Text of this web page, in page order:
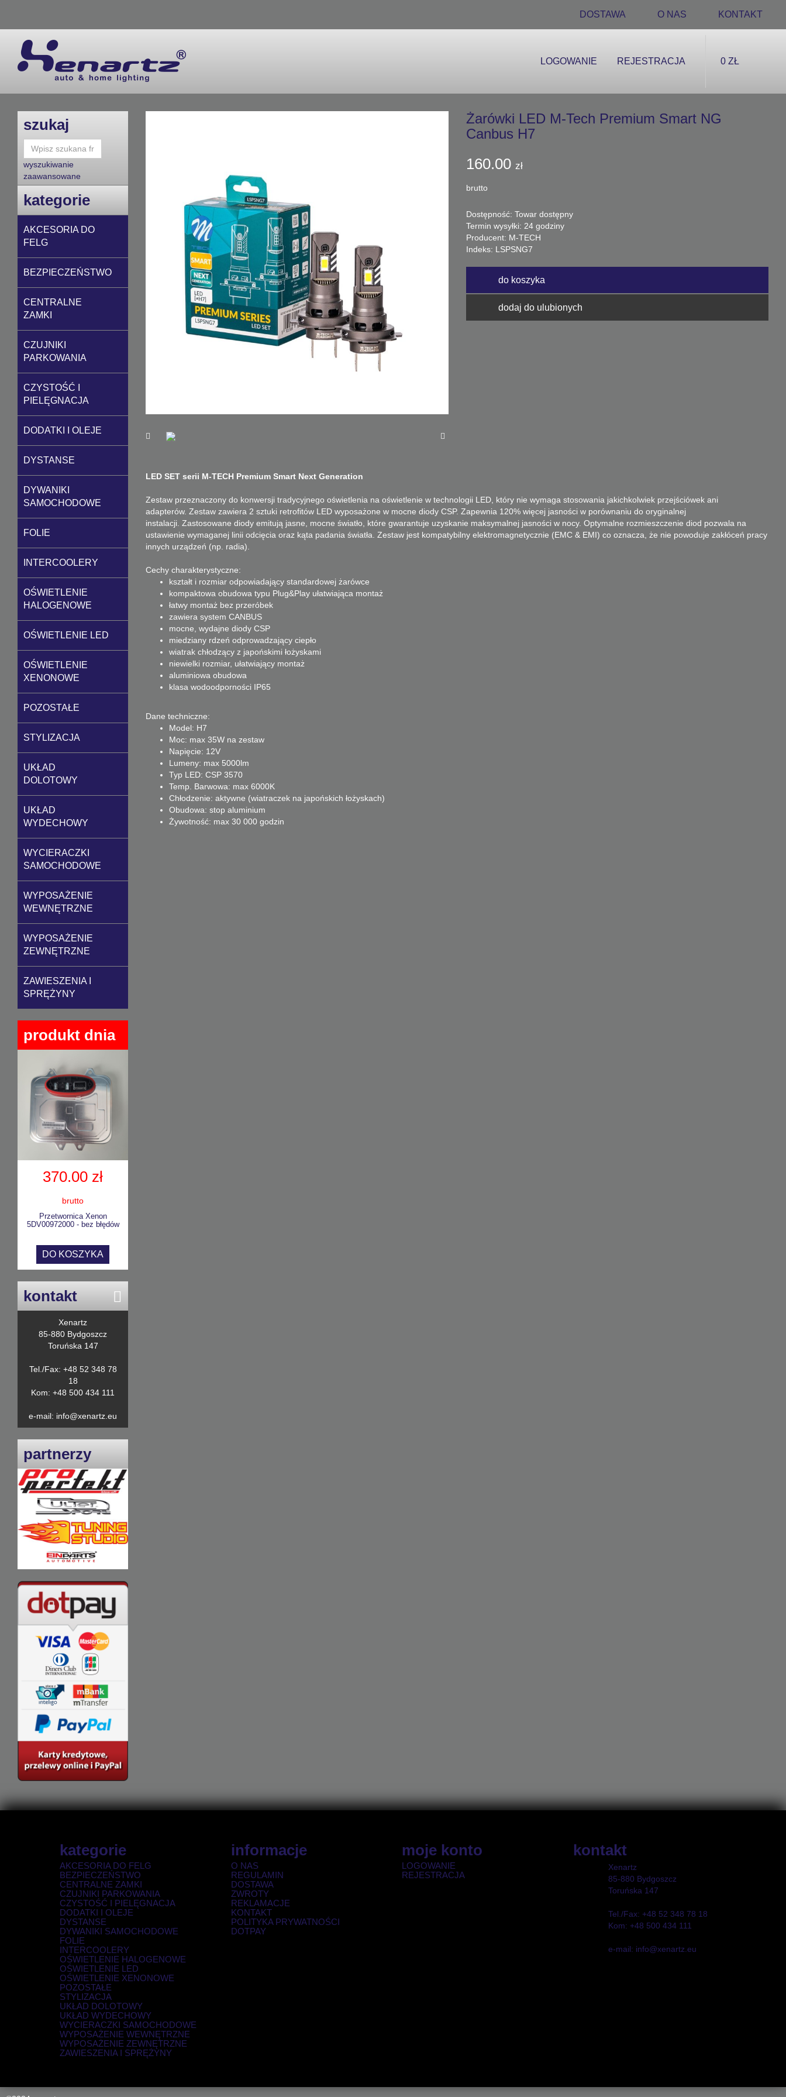
DOSTAWA O NAS KONTAKT
LOGOWANIE REJESTRACJA 0 ZŁ
szukaj
wyszukiwanie
zaawansowane
kategorie
AKCESORIA DO
FELG
BEZPIECZEŃSTWO
CENTRALNE
ZAMKI
CZUJNIKI
PARKOWANIA
CZYSTOŚĆ I
PIELĘGNACJA
DODATKI I OLEJE
DYSTANSE
DYWANIKI
SAMOCHODOWE
FOLIE
INTERCOOLERY
OŚWIETLENIE
HALOGENOWE
OŚWIETLENIE LED
OŚWIETLENIE
XENONOWE
POZOSTAŁE
STYLIZACJA
UKŁAD
DOLOTOWY
UKŁAD
WYDECHOWY
WYCIERACZKI
SAMOCHODOWE
WYPOSAŻENIE
WEWNĘTRZNE
WYPOSAŻENIE
ZEWNĘTRZNE
ZAWIESZENIA I
SPRĘŻYNY
produkt dnia
370.00 zł
brutto
Przetwornica Xenon
5DV00972000 - bez błędów
DO KOSZYKA
kontakt
Xenartz
85-880 Bydgoszcz
Toruńska 147
Tel./Fax: +48 52 348 78
18
Kom: +48 500 434 111
e-mail: info@xenartz.eu
partnerzy
Żarówki LED M-Tech Premium Smart NG
Canbus H7
160.00 zł
brutto
Dostępność: Towar dostępny
Termin wysyłki: 24 godziny
Producent: M-TECH
Indeks: LSPSNG7
do koszyka
dodaj do ulubionych
LED SET serii M-TECH Premium Smart Next Generation
Zestaw przeznaczony do konwersji tradycyjnego oświetlenia na oświetlenie w technologii LED, który nie wymaga stosowania jakichkolwiek przejściówek ani
adapterów. Zestaw zawiera 2 sztuki retrofitów LED wyposażone w mocne diody CSP. Zapewnia 120% więcej jasności w porównaniu do oryginalnej
instalacji. Zastosowane diody emitują jasne, mocne światło, które gwarantuje uzyskanie maksymalnej jasności w nocy. Optymalne rozmieszczenie diod pozwala na
ustawienie wymaganej linii odcięcia oraz kąta padania światła. Zestaw jest kompatybilny elektromagnetycznie (EMC & EMI) co oznacza, że nie powoduje zakłóceń pracy
innych urządzeń (np. radia).
Cechy charakterystyczne:
kształt i rozmiar odpowiadający standardowej żarówce
kompaktowa obudowa typu Plug&Play ułatwiająca montaż
łatwy montaż bez przeróbek
zawiera system CANBUS
mocne, wydajne diody CSP
miedziany rdzeń odprowadzający ciepło
wiatrak chłodzący z japońskimi łożyskami
niewielki rozmiar, ułatwiający montaż
aluminiowa obudowa
klasa wodoodporności IP65
Dane techniczne:
Model: H7
Moc: max 35W na zestaw
Napięcie: 12V
Lumeny: max 5000lm
Typ LED: CSP 3570
Temp. Barwowa: max 6000K
Chłodzenie: aktywne (wiatraczek na japońskich łożyskach)
Obudowa: stop aluminium
Żywotność: max 30 000 godzin
kategorie
AKCESORIA DO FELG
BEZPIECZEŃSTWO
CENTRALNE ZAMKI
CZUJNIKI PARKOWANIA
CZYSTOŚĆ I PIELĘGNACJA
DODATKI I OLEJE
DYSTANSE
DYWANIKI SAMOCHODOWE
FOLIE
INTERCOOLERY
OŚWIETLENIE HALOGENOWE
OŚWIETLENIE LED
OŚWIETLENIE XENONOWE
POZOSTAŁE
STYLIZACJA
UKŁAD DOLOTOWY
UKŁAD WYDECHOWY
WYCIERACZKI SAMOCHODOWE
WYPOSAŻENIE WEWNĘTRZNE
WYPOSAŻENIE ZEWNĘTRZNE
ZAWIESZENIA I SPRĘŻYNY
informacje
O NAS
REGULAMIN
DOSTAWA
ZWROTY
REKLAMACJE
KONTAKT
POLITYKA PRYWATNOŚCI
DOTPAY
moje konto
LOGOWANIE
REJESTRACJA
kontakt
Xenartz
85-880 Bydgoszcz
Toruńska 147
Tel./Fax: +48 52 348 78 18
Kom: +48 500 434 111
e-mail: info@xenartz.eu